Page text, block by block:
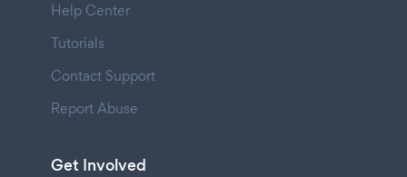
Help Center
Tutorials
Contact Support
Report Abuse
Get Involved